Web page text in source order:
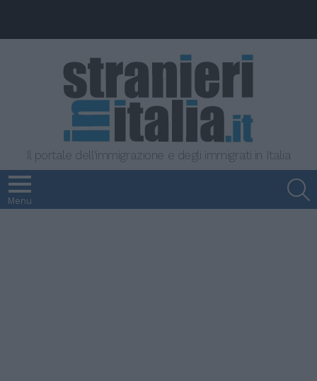
Il portale dell'immigrazione e degli immigrati in Italia
Menu